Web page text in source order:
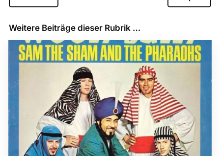
Weitere Beiträge dieser Rubrik …